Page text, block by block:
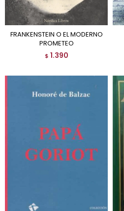
FRANKENSTEIN O EL MODERNO
PROMETEO
$ 1.390